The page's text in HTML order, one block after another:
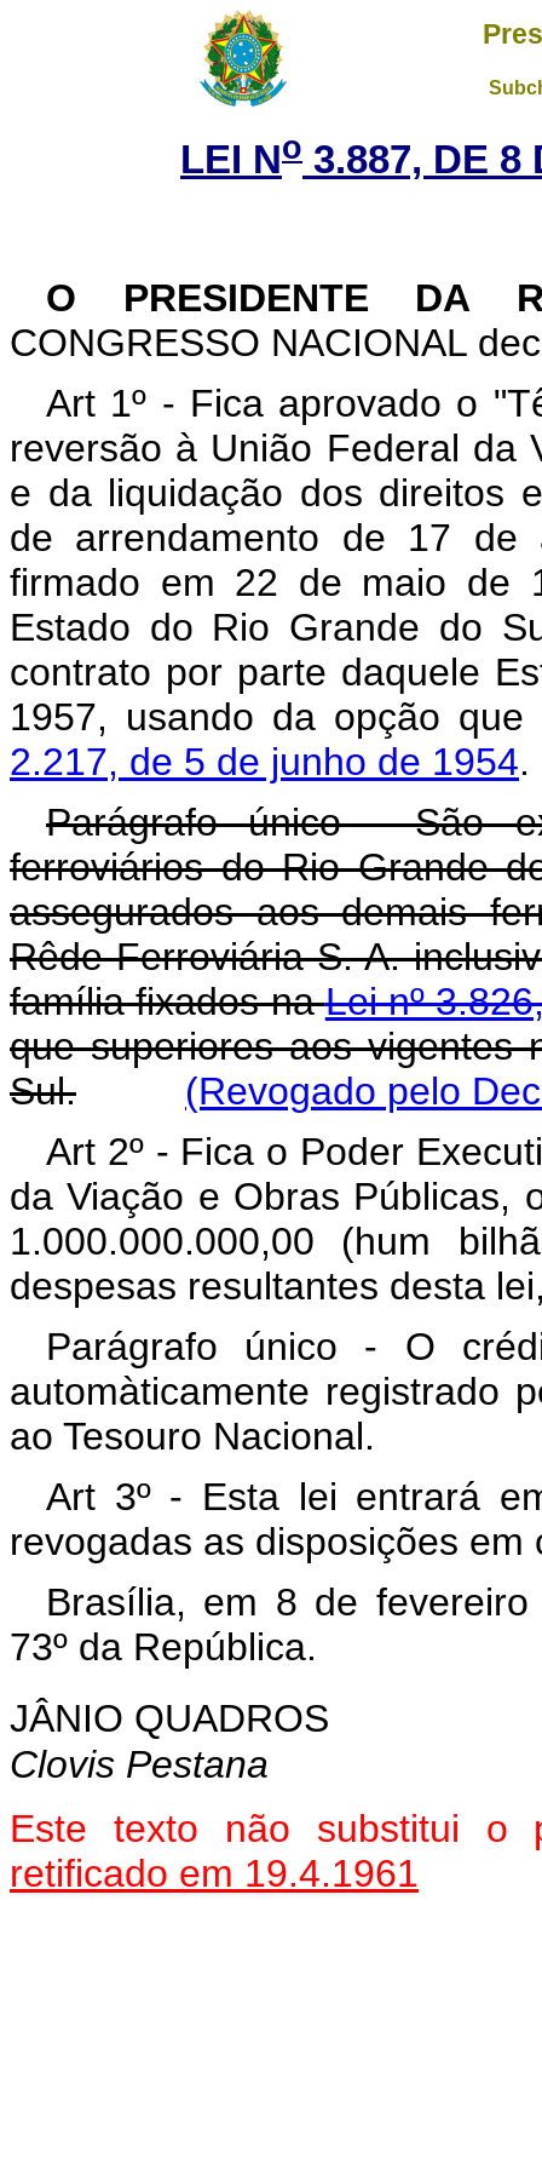
LEI No 3.887, DE 8
O PRESIDENTE DA
CONGRESSO NACIONAL
Art 1º - Fica aprovado o
reversão à União Federal da
e da liquidação dos direitos
de arrendamento de 17
firmado em 22 de maio de
Estado do Rio Grande do
contrato por parte daquele
1957, usando da opção
2.217, de 5 de junho de 1954.
Parágrafo único - São
ferroviários do Rio Grande
assegurados aos demais
Rêde Ferroviária S. A.
família fixados naLei nº
que superiores aos vigentes
Sul.
(Revogado pelo
Art 2º - Fica o Poder
da Viação e Obras Públicas,
1.000.000.000,00 (hum
despesas resultantes desta
Parágrafo único - O
automàticamente registrado
ao Tesouro Nacional.
Art 3º - Esta lei entrará
revogadas as disposições em
Brasília, em 8 de
73º da República.
JÂNIO QUADROS
Clovis Pestana
Este texto não substitui o
retificado em 19.4.1961